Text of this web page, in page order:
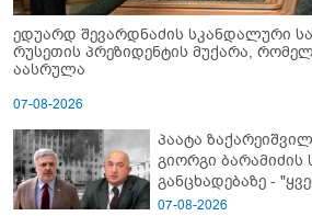
ედუარდ შევარდნაძის სკანდალური
რუსეთის პრეზიდენტის მუქარა,
აასრულა
07-08-2026
პაატა
გიორგი
განცხადებაზე -
დეტალურად ვიცი...
07-08-2026